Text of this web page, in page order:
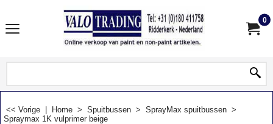
0
<< Vorige Home > Spuitbussen > SprayMax spuitbussen >
Spraymax 1K vulprimer beige